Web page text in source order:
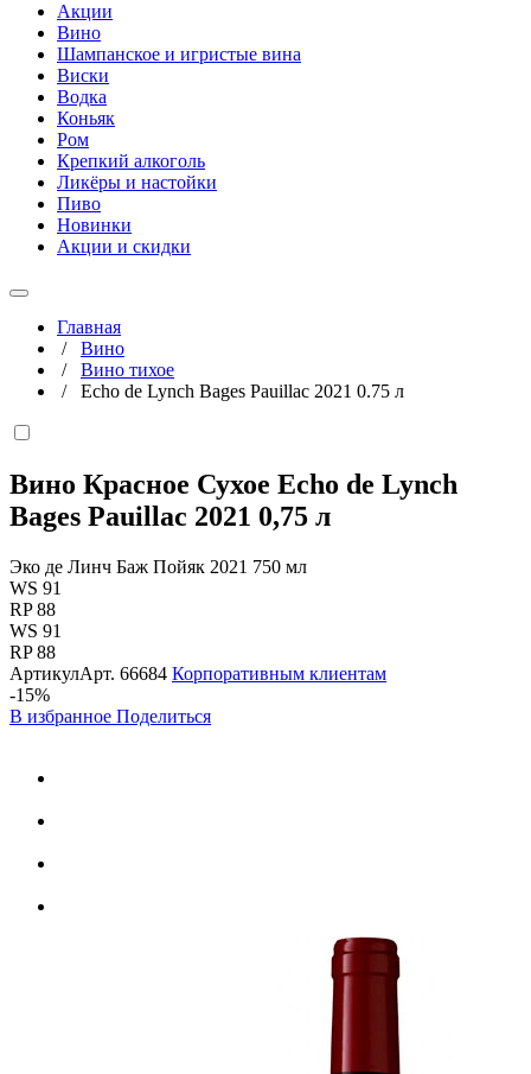
Акции
Вино
Шампанское и игристые вина
Виски
Водка
Коньяк
Ром
Крепкий алкоголь
Ликёры и настойки
Пиво
Новинки
Акции и скидки
Главная
/ Вино
/ Вино тихое
/ Echo de Lynch Bages Pauillac 2021 0.75 л
Вино Красное Сухое Echo de Lynch
Bages Pauillac 2021 0,75 л
Эко де Линч Баж Пойяк 2021 750 мл
WS 91
RP 88
WS 91
RP 88
АртикулАрт. 66684 Корпоративным клиентам
-15%
В избранное Поделиться